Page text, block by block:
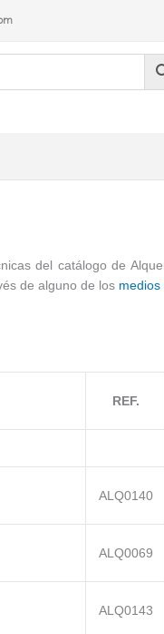
del catálogo de
de alguno de los
REF.
ALQ0140
ALQ0069
ALQ0143